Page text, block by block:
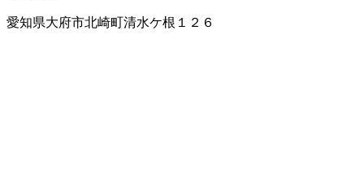
愛知県大府市北崎町清水ケ根１２６